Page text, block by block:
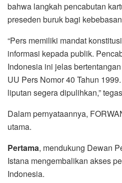
bahwa langkah pencabutan
preseden buruk bagi
“Pers memiliki mandat
informasi kepada publik.
Indonesia ini jelas
UU Pers Nomor 40 Tahun
liputan segera dipulihkan,”
Dalam pernyataannya,
utama.
Pertama, mendukung Dewan
Istana mengembalikan akses
Indonesia.